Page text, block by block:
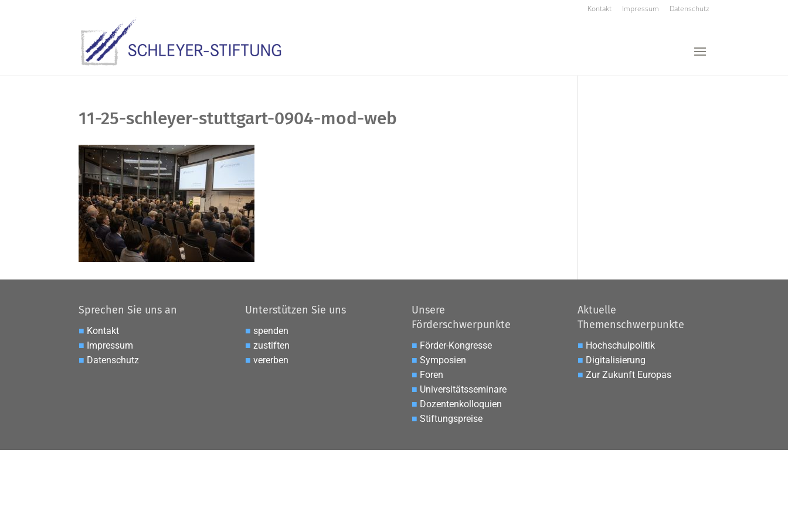
Kontakt Impressum Datenschutz
11-25-schleyer-stuttgart-0904-mod-web
Sprechen Sie uns an
■ Kontakt
■ Impressum
■ Datenschutz
Unterstützen Sie uns
■ spenden
■ zustiften
■ vererben
Unsere
Förderschwerpunkte
■ Förder-Kongresse
■ Symposien
■ Foren
■ Universitätsseminare
■ Dozentenkolloquien
■ Stiftungspreise
Aktuelle
Themenschwerpunkte
■ Hochschulpolitik
■ Digitalisierung
■ Zur Zukunft Europas